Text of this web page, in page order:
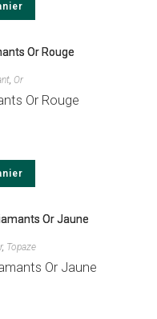
, Or
Or Rouge
, Topaze
Or Jaune